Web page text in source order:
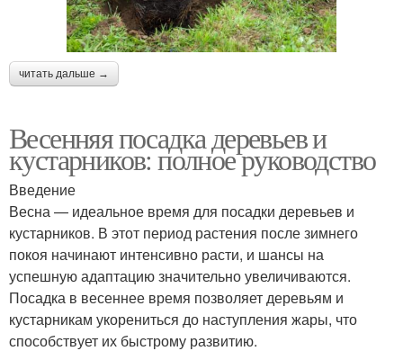
читать дальше →
Весенняя посадка деревьев и
кустарников: полное руководство
Введение
Весна — идеальное время для посадки деревьев и
кустарников. В этот период растения после зимнего
покоя начинают интенсивно расти, и шансы на
успешную адаптацию значительно увеличиваются.
Посадка в весеннее время позволяет деревьям и
кустарникам укорениться до наступления жары, что
способствует их быстрому развитию.